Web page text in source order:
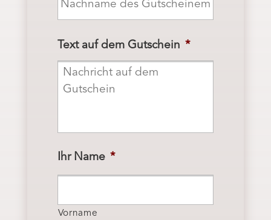
Text auf dem Gutschein *
Ihr Name *
Vorname